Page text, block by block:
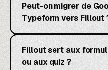
Peut-on migrer de
Typeform vers Fillout
Fillout sert aux
ou aux quiz ?